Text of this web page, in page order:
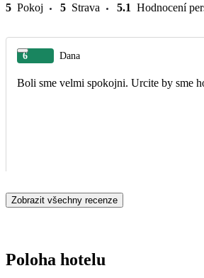
5 Pokoj 5 Strava 5.1 Hodnocení
6 Dana
Boli sme velmi spokojni. Urcite by sme
Zobrazit všechny recenze
Poloha hotelu